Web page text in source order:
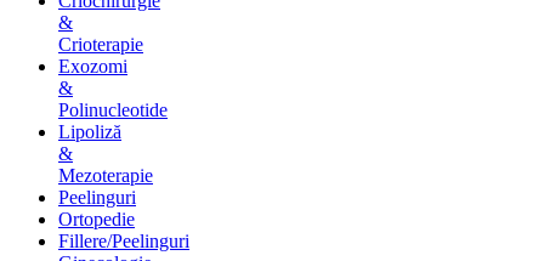
&
Crioterapie
Exozomi
&
Polinucleotide
Lipoliză
&
Mezoterapie
Peelinguri
Ortopedie
Fillere/Peelinguri